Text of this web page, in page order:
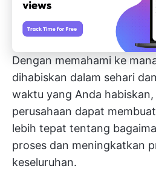
Dengan memahami ke
dihabiskan dalam sehari
waktu yang Anda
perusahaan dapat
lebih tepat tentang
proses dan meningkatkan
keseluruhan.